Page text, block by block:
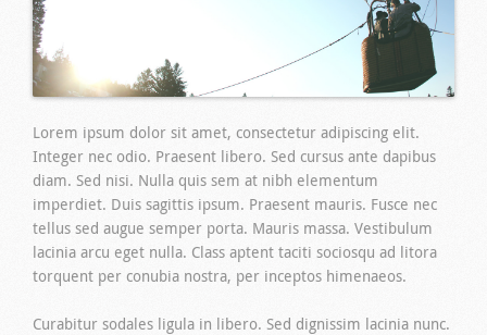
Lorem ipsum dolor sit amet, consectetur adipiscing elit.
Integer nec odio. Praesent libero. Sed cursus ante dapibus
diam. Sed nisi. Nulla quis sem at nibh elementum
imperdiet. Duis sagittis ipsum. Praesent mauris. Fusce nec
tellus sed augue semper porta. Mauris massa. Vestibulum
lacinia arcu eget nulla. Class aptent taciti sociosqu ad litora
torquent per conubia nostra, per inceptos himenaeos.
Curabitur sodales ligula in libero. Sed dignissim lacinia nunc.